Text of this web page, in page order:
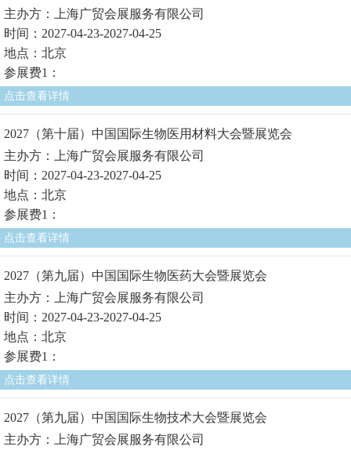
主办方：上海广贸会展服务有限公司
时间：2027-04-23-2027-04-25
地点：北京
参展费1：
点击查看详情
2027（第十届）中国国际生物医用材料大会暨展览会
主办方：上海广贸会展服务有限公司
时间：2027-04-23-2027-04-25
地点：北京
参展费1：
点击查看详情
2027（第九届）中国国际生物医药大会暨展览会
主办方：上海广贸会展服务有限公司
时间：2027-04-23-2027-04-25
地点：北京
参展费1：
点击查看详情
2027（第九届）中国国际生物技术大会暨展览会
主办方：上海广贸会展服务有限公司